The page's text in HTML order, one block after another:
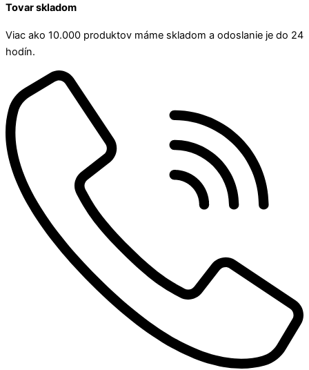
Tovar skladom
Viac ako 10.000 produktov máme skladom a odoslanie je do 24
hodín.